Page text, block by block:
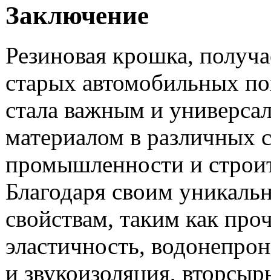
Заключение
Резиновая крошка,
старых автомобильных
стала важным и
материалом в различных
промышленности и
Благодаря своим
свойствам, таким как
эластичность,
и звукоизоляция,